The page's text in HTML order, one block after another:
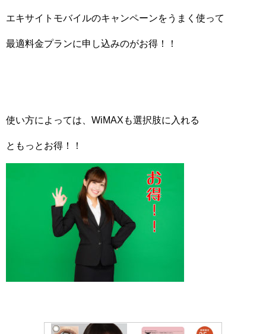
エキサイトモバイルのキャンペーンをうまく使って
最適料金プランに申し込みのがお得！！
使い方によっては、WiMAXも選択肢に入れる
ともっとお得！！